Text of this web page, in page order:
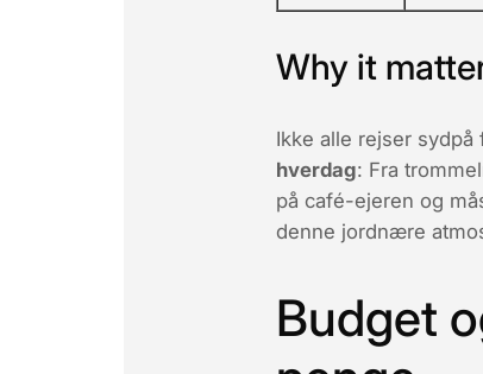
Why it
Ikke alle rejser
hverdag: Fra
på café-ejeren og
denne jordnære
Budget